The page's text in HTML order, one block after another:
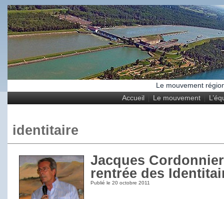
Le mouvement
Accueil
Le mouvement
identitaire
Jacques
rentrée des
Publié le 20 octobre 2011